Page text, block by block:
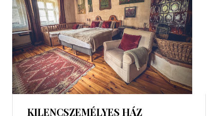
KILENCSZEMÉLYES HÁZ